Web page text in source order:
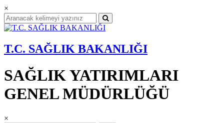
×
T.C. SAĞLIK BAKANLIĞI
SAĞLIK YATIRIMLARI
GENEL MÜDÜRLÜĞÜ
×